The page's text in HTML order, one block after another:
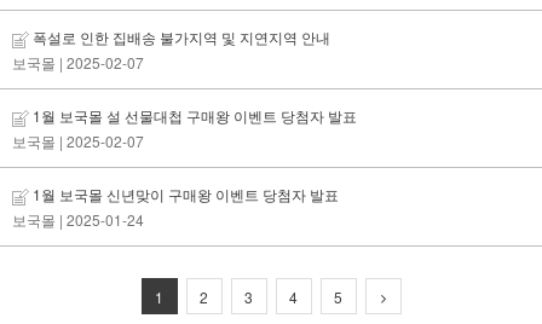
폭설로 인한 집배송 불가지역 및 지연지역 안내
보국몰 | 2025-02-07
1월 보국몰 설 선물대첩 구매왕 이벤트 당첨자 발표
보국몰 | 2025-02-07
1월 보국몰 신년맞이 구매왕 이벤트 당첨자 발표
보국몰 | 2025-01-24
1 2 3 4 5